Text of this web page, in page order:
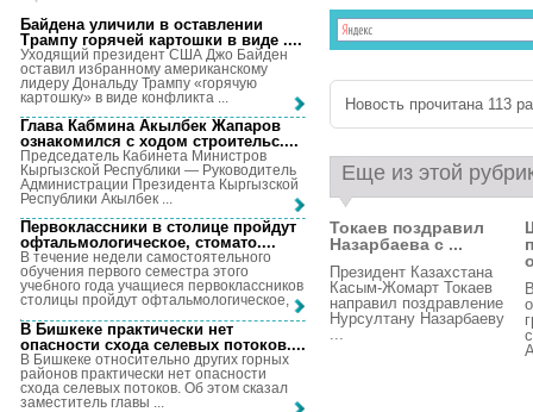
Новость прочитана 113
Еще из этой
Токаев поздравил
Назарбаева с ...
Президент Казахстана
Касым-Жомарт Токаев
направил поздравление
Нурсултану Назарбаеву
...
Байдена уличили в оставлении
Трампу горячей картошки в виде ....
Уходящий президент США Джо Байден
оставил избранному американскому
лидеру Дональду Трампу «горячую
картошку» в виде конфликта ...
Глава Кабмина Акылбек Жапаров
ознакомился с ходом строительс....
Председатель Кабинета Министров
Кыргызской Республики — Руководитель
Администрации Президента Кыргызской
Республики Акылбек ...
Первоклассники в столице пройдут
офтальмологическое, стомато....
В течение недели самостоятельного
обучения первого семестра этого
учебного года учащиеся первоклассников
столицы пройдут офтальмологическое, ...
В Бишкеке практически нет
опасности схода селевых потоков....
В Бишкеке относительно других горных
районов практически нет опасности
схода селевых потоков. Об этом сказал
заместитель главы ...